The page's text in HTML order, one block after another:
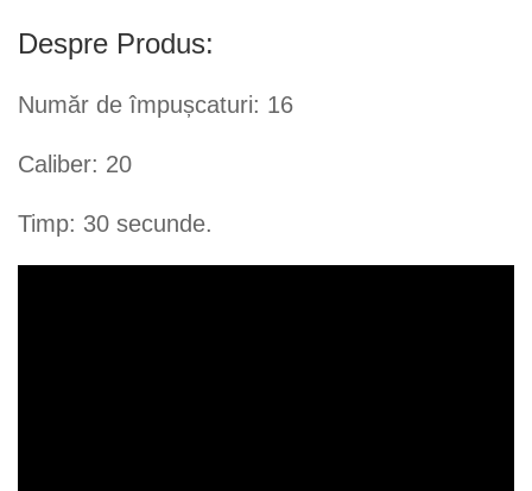
Despre Produs:
Număr de împușcaturi: 16
Caliber: 20
Timp: 30 secunde.